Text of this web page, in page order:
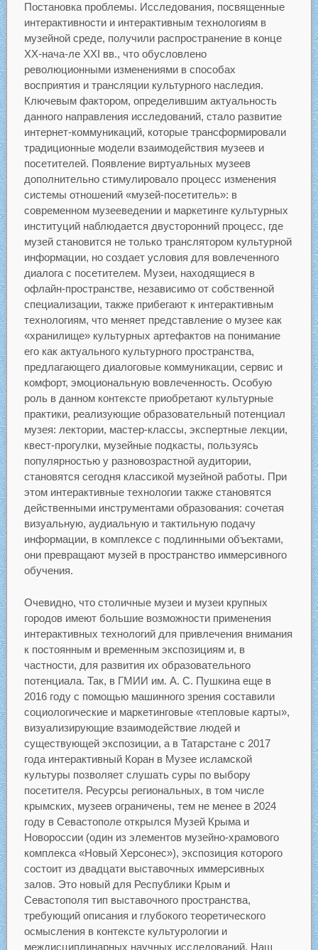
Постановка проблемы. Исследования, посвященные
интерактивности и интерактивным технологиям в
музейной среде, получили распространение в конце
ХХ-нача-ле XXI вв., что обусловлено
революционными изменениями в способах
восприятия и трансляции культурного наследия.
Ключевым фактором, определившим актуальность
данного направления исследований, стало развитие
интернет-коммуникаций, которые трансформировали
традиционные модели взаимодействия музеев и
посетителей. Появление виртуальных музеев
дополнительно стимулировало процесс изменения
системы отношений «музей-посетитель»: в
современном музееведении и маркетинге культурных
институций наблюдается двусторонний процесс, где
музей становится не только транслятором культурной
информации, но создает условия для вовлеченного
диалога с посетителем. Музеи, находящиеся в
офлайн-пространстве, независимо от собственной
специализации, также прибегают к интерактивным
технологиям, что меняет представление о музее как
«хранилище» культурных артефактов на понимание
его как актуального культурного пространства,
предлагающего диалоговые коммуникации, сервис и
комфорт, эмоциональную вовлеченность. Особую
роль в данном контексте приобретают культурные
практики, реализующие образовательный потенциал
музея: лектории, мастер-классы, экспертные лекции,
квест-прогулки, музейные подкасты, пользуясь
популярностью у разновозрастной аудитории,
становятся сегодня классикой музейной работы. При
этом интерактивные технологии также становятся
действенными инструментами образования: сочетая
визуальную, аудиальную и тактильную подачу
информации, в комплексе с подлинными объектами,
они превращают музей в пространство иммерсивного
обучения.
Очевидно, что столичные музеи и музеи крупных
городов имеют большие возможности применения
интерактивных технологий для привлечения внимания
к постоянным и временным экспозициям и, в
частности, для развития их образовательного
потенциала. Так, в ГМИИ им. А. С. Пушкина еще в
2016 году с помощью машинного зрения составили
социологические и маркетинговые «тепловые карты»,
визуализирующие взаимодействие людей и
существующей экспозиции, а в Татарстане с 2017
года интерактивный Коран в Музее исламской
культуры позволяет слушать суры по выбору
посетителя. Ресурсы региональных, в том числе
крымских, музеев ограничены, тем не менее в 2024
году в Севастополе открылся Музей Крыма и
Новороссии (один из элементов музейно-храмового
комплекса «Новый Херсонес»), экспозиция которого
состоит из двадцати выставочных иммерсивных
залов. Это новый для Республики Крым и
Севастополя тип выставочного пространства,
требующий описания и глубокого теоретического
осмысления в контексте культурологии и
междисциплинарных научных исследований. Наш